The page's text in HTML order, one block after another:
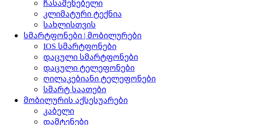
ჩასაშენებელი
კლიმატური ტექნია
სახლისთვის
სმარტფონები | მობილურები
IOS სმარტფონები
დაცული სმარტფონები
დაცული ტელეფონები
ღილაკებიანი ტელეფონები
სმარტ საათები
მობილურის აქსესუარები
კაბელი
დამტენები